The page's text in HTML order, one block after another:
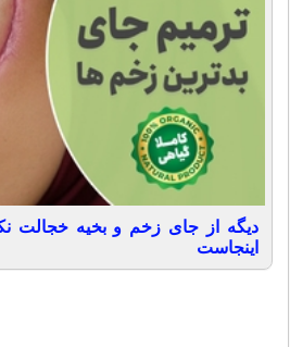
دیگه از جای زخم و بخیه خجالت
اینجاست